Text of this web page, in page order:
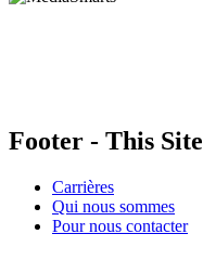
Footer - This Site
Carrières
Qui nous sommes
Pour nous contacter